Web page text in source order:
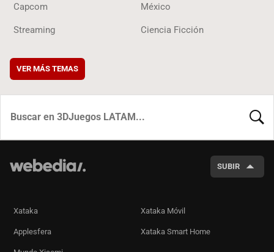
Capcom México
Streaming Ciencia Ficción
VER MÁS TEMAS
SUBIR
Xataka Xataka Móvil
Applesfera Xataka Smart Home